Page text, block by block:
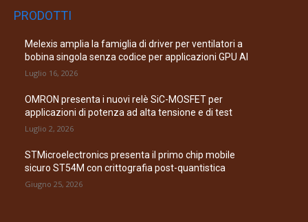
PRODOTTI
Melexis amplia la famiglia di driver per ventilatori a
bobina singola senza codice per applicazioni GPU AI
Luglio 16, 2026
OMRON presenta i nuovi relè SiC-MOSFET per
applicazioni di potenza ad alta tensione e di test
Luglio 2, 2026
STMicroelectronics presenta il primo chip mobile
sicuro ST54M con crittografia post-quantistica
Giugno 25, 2026